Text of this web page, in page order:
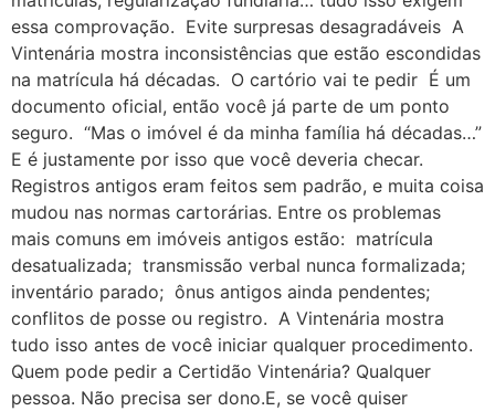
essa comprovação. Evite surpresas desagradáveis A
Vintenária mostra inconsistências que estão escondidas
na matrícula há décadas. O cartório vai te pedir É um
documento oficial, então você já parte de um ponto
seguro. “Mas o imóvel é da minha família há décadas…”
E é justamente por isso que você deveria checar.
Registros antigos eram feitos sem padrão, e muita coisa
mudou nas normas cartorárias. Entre os problemas
mais comuns em imóveis antigos estão: matrícula
desatualizada; transmissão verbal nunca formalizada;
inventário parado; ônus antigos ainda pendentes;
conflitos de posse ou registro. A Vintenária mostra
tudo isso antes de você iniciar qualquer procedimento.
Quem pode pedir a Certidão Vintenária? Qualquer
pessoa. Não precisa ser dono.E, se você quiser